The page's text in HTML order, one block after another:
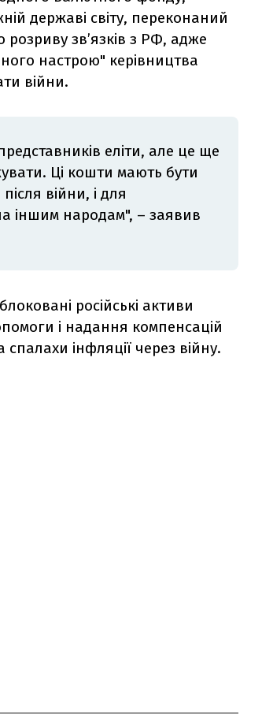
державі світу, переконаний
розриву зв’язків з РФ, адже
настрою" керівництва
війни.
еліти, але це ще
Ці кошти мають бути
війни, і для
іншим народам", – заявив
російські активи
і надання компенсацій
інфляції через війну.